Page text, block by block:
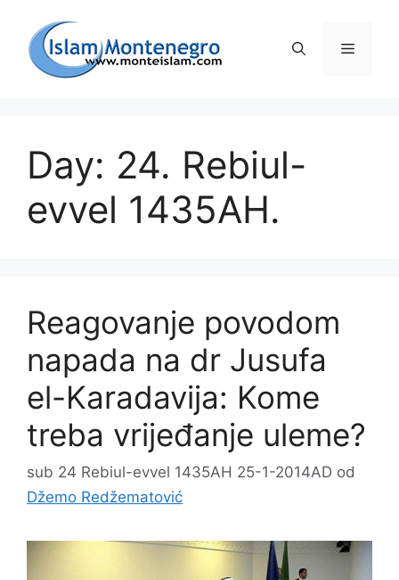
sadržaj
Day: 24. Rebiul-
evvel 1435AH.
Reagovanje povodom
napada na dr Jusufa
el-Karadavija: Kome
treba vrijeđanje uleme?
sub 24 Rebiul-evvel 1435AH 25-1-2014AD od
Džemo Redžematović